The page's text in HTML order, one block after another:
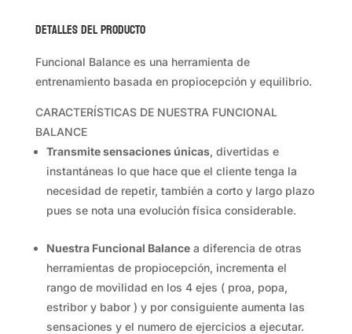
Detalles del producto
Funcional Balance es una herramienta de
entrenamiento basada en propiocepción y equilibrio.
CARACTERÍSTICAS DE NUESTRA FUNCIONAL
BALANCE
Transmite sensaciones únicas, divertidas e
instantáneas lo que hace que el cliente tenga la
necesidad de repetir, también a corto y largo plazo
pues se nota una evolución física considerable.
Nuestra Funcional Balancea diferencia de otras
herramientas de propiocepción, incrementa el
rango de movilidad en los 4 ejes ( proa, popa,
estribor y babor ) y por consiguiente aumenta las
sensaciones y el numero de ejercicios a ejecutar.